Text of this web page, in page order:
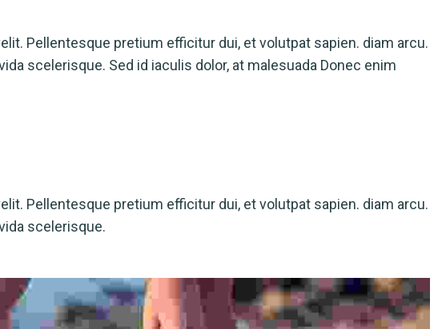
Pellentesque pretium efficitur dui, et volutpat sapien. diam arcu.
scelerisque. Sed id iaculis dolor, at malesuada Donec enim
Pellentesque pretium efficitur dui, et volutpat sapien. diam arcu.
scelerisque.